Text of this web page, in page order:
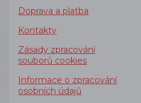
Doprava a platba
Kontakty
Zásady zpracování
souborů cookies
Informace o zpracování
osobních údajů